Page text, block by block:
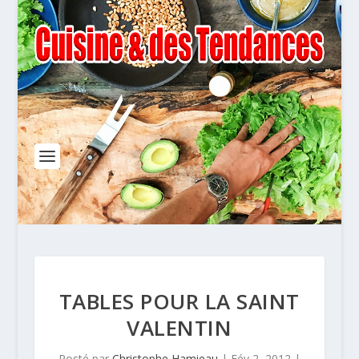
TABLES POUR LA SAINT
VALENTIN